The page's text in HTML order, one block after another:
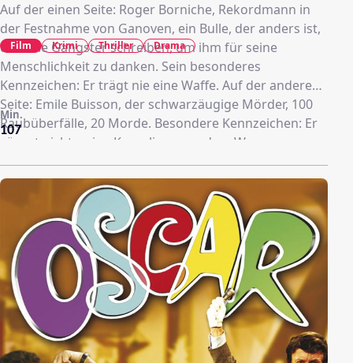
Auf der einen Seite: Roger Borniche, Rekordmann in
der Festnahme von Ganoven, ein Bulle, der anders ist,
dem die Gangster schreiben, um ihm für seine
Menschlichkeit zu danken. Sein besonderes
Kennzeichen: Er trägt nie eine Waffe. Auf der anderen
Seite: Emile Buisson, der schwarzäugige Mörder, 100
Raubüberfälle, 20 Morde. Besondere Kennzeichen: Er
zögert nicht, seine Komplizen aus dem Weg zu
räumen, damit sie ihn nicht bei der Polizei verraten.
Zwischen den Beiden: Ein fantastisches Duell!
107
Min.
Film Krimi Thriller Drama